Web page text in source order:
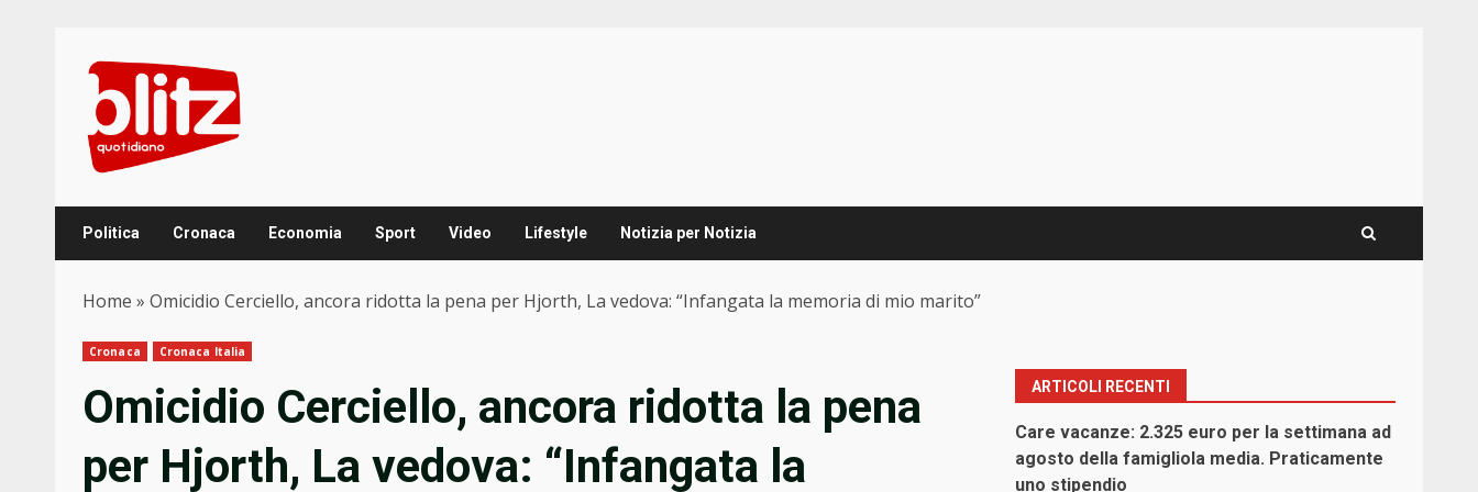
content
Politica Cronaca Economia Sport Video Lifestyle Notizia per Notizia
Home » Omicidio Cerciello, ancora ridotta la pena per Hjorth, La vedova: “Infangata la memoria di mio marito”
Cronaca Cronaca Italia
Omicidio Cerciello, ancora ridotta la pena
per Hjorth, La vedova: “Infangata la
ARTICOLI RECENTI
Care vacanze: 2.325 euro per la settimana ad
agosto della famigliola media. Praticamente
uno stipendio